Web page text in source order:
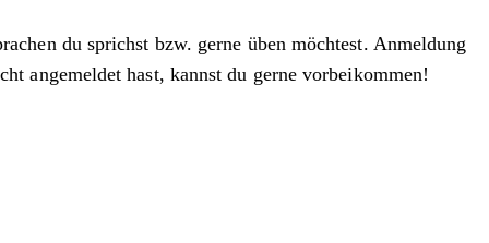
du sprichst bzw. gerne üben möchtest. Anmeldung
angemeldet hast, kannst du gerne vorbeikommen!